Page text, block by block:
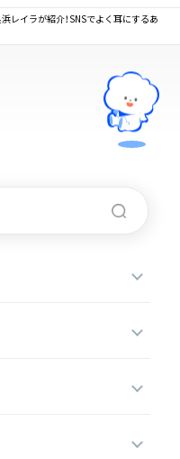
レイラが紹介！SNSでよく耳にするあ